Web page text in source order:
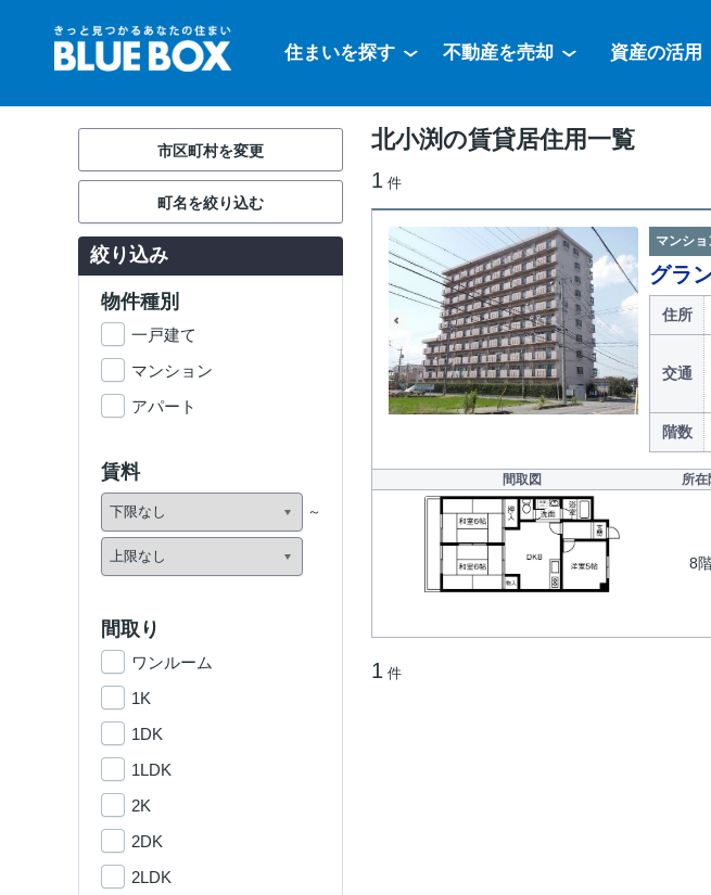
住まいを探す 不動産を売却 資産の活用
北小渕の賃貸居住用一覧
1 件
マンショ
グラ
住所
交通
階数
間取図 所在
8
1 件
市区町村を変更
町名を絞り込む
絞り込み
物件種別
一戸建て
マンション
アパート
賃料
間取り
ワンルーム
1K
1DK
1LDK
2K
2DK
2LDK